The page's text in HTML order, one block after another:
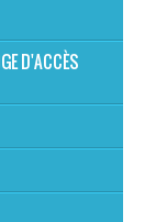
D'ACCÈS